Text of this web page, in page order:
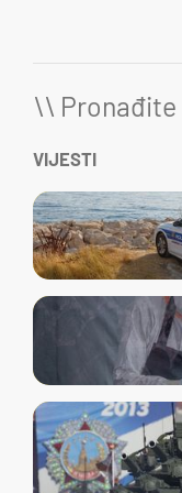
\\ Pronađite
VIJESTI